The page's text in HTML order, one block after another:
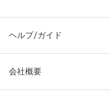
ヘルプ/ガイド
会社概要